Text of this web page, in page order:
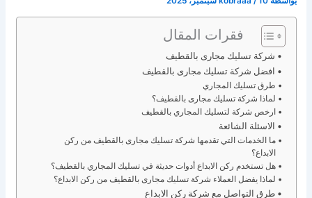
فقرات المقال
شركة تسليك مجارى بالقطيف
افضل شركة تسليك مجارى بالقطيف
طرق تسليك المجاري
لماذا شركة تسليك مجارى بالقطيف؟
ارخص شركة لتسليك المجاري بالقطيف
الاسئلة الشائعة
ما الخدمات التي تقدمها شركة تسليك مجارى بالقطيف من ركن
الابداع؟
هل تستخدم ركن الابداع أدوات حديثة في تسليك المجاري بالقطيف؟
لماذا يفضل العملاء شركة تسليك مجارى بالقطيف من ركن الابداع؟
طرق التواصل مع شركة ركن الابداع